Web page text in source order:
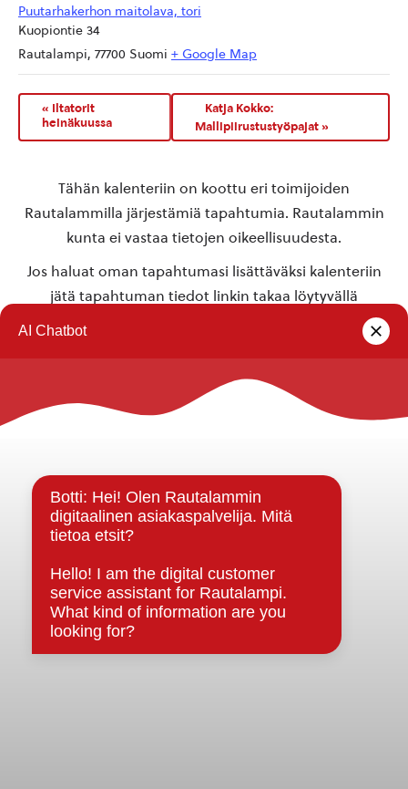
Puutarhakerhon maitolava, tori
Kuopiontie 34
Rautalampi, 77700 Suomi + Google Map
« Iltatorit
heinäkuussa
Katja Kokko:
Mallipiirustustyöpajat»
Tähän kalenteriin on koottu eri toimijoiden
Rautalammilla järjestämiä tapahtumia. Rautalammin
kunta ei vastaa tietojen oikeellisuudesta.
Jos haluat oman tapahtumasi lisättäväksi kalenteriin
jätä tapahtuman tiedot linkin takaa löytyvällä
Rautalammin kunta
Strategiat, ohjelmat, ohjeet, suunnitelmat, säännöt ja
sopimukset
Asiakirjajulkisuuskuvaus
Evästeet
Saavutettavuusseloste
Tietosuoja
Tietosuojaselosteet